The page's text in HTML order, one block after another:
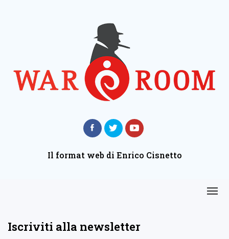
Il format web di Enrico Cisnetto
Iscriviti alla newsletter